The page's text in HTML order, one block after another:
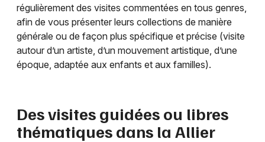
régulièrement des visites commentées en tous genres,
afin de vous présenter leurs collections de manière
générale ou de façon plus spécifique et précise (visite
autour d’un artiste, d’un mouvement artistique, d’une
époque, adaptée aux enfants et aux familles).
Des visites guidées ou libres
thématiques dans la Allier